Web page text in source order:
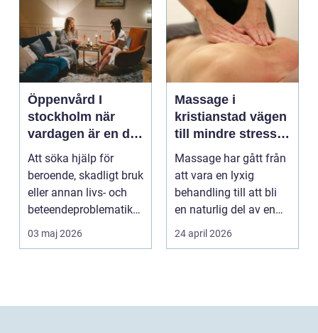
Öppenvård I
stockholm när
vardagen är en del
av behandlingen
Att söka hjälp för
beroende, skadligt bruk
eller annan livs- och
beteendeproblematik
är ett stort st...
03 maj 2026
Massage i
kristianstad vägen
till mindre stress
och mer energi i
vardagen
Massage har gått från
att vara en lyxig
behandling till att bli
en naturlig del av en
hållbar livsst...
24 april 2026